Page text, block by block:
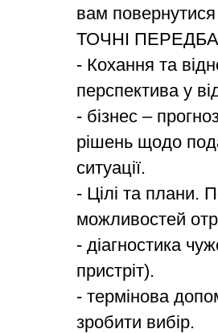
вам
ТОЧНІ
- Кохання та
перспектива у
- бізнес –
рішень щодо
ситуації.
- Цілі та плани.
можливостей
- діагностика
пристріт).
- термінова
зробити вибір.